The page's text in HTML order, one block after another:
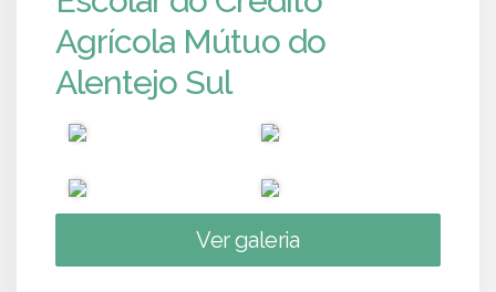
Agrícola Mútuo do
Alentejo Sul
Ver galeria